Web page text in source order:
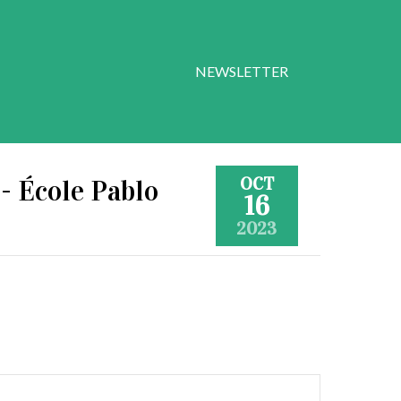
NEWSLETTER
École Pablo
OCT
16
2023